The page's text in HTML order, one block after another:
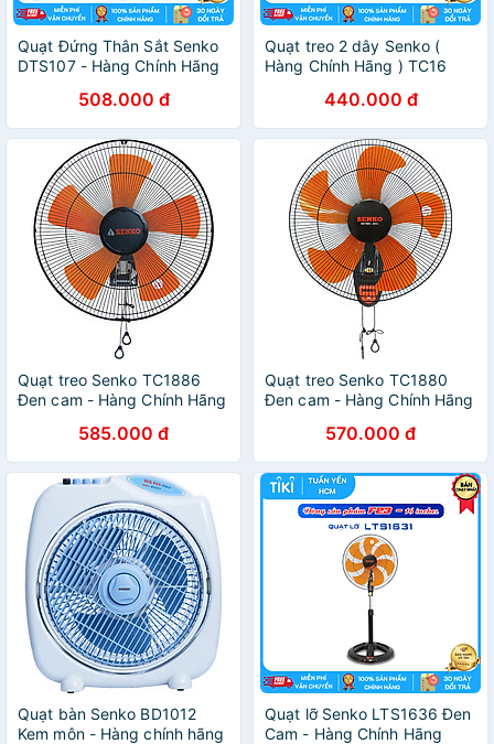
Quạt Đứng Thân Sắt Senko
DTS107 - Hàng Chính Hãng
508.000 đ
Quạt treo 2 dây Senko (
Hàng Chính Hãng ) TC16
440.000 đ
Quạt treo Senko TC1886
Đen cam - Hàng Chính Hãng
585.000 đ
Quạt treo Senko TC1880
Đen cam - Hàng Chính Hãng
570.000 đ
Quạt bàn Senko BD1012
Kem môn - Hàng chính hãng
Quạt lỡ Senko LTS1636 Đen
Cam - Hàng Chính Hãng